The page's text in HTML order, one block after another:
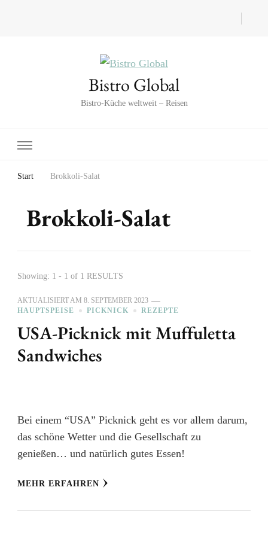
Bistro Global
Bistro-Küche weltweit – Reisen
Start Brokkoli-Salat
Brokkoli-Salat
Showing: 1 - 1 of 1 RESULTS
AKTUALISIERT AM 8. SEPTEMBER 2023
HAUPTSPEISE
PICKNICK REZEPTE
USA-Picknick mit Muffuletta
Sandwiches
Bei einem “USA” Picknick geht es vor allem darum,
das schöne Wetter und die Gesellschaft zu
genießen… und natürlich gutes Essen!
MEHR ERFAHREN